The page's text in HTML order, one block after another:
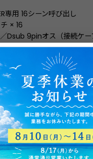
専用 16シーン呼び出し
× 16
Dsub 9pinオス（接続ケー
240V
44 x 200 mm（幅 x 高さ x